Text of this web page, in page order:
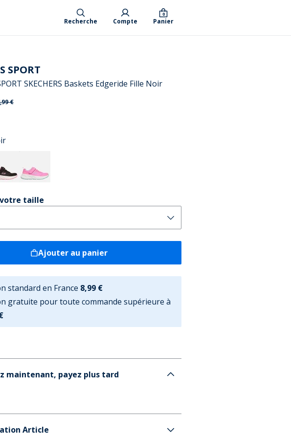
Recherche Compte Panier
0
SPORT
SKECHERS Baskets Edgeride Fille Noir
€
votre taille
Ajouter au panier
standard en France 8,99 €
gratuite pour toute commande supérieure à
maintenant, payez plus tard
Article